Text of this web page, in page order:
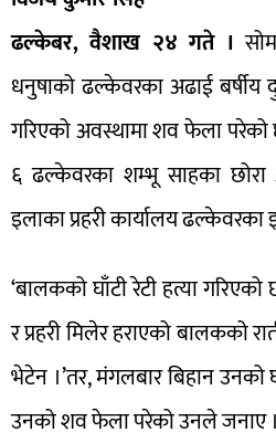
ढल्केबर, वैशाख २४ गते ।
धनुषाको ढल्केवरका अढाई बर्षीय
गरिएको अवस्थामा शव फेला
६ ढल्केवरका शम्भू साहका
इलाका प्रहरी कार्यालय ढल्केवरका
‘बालकको घाँटी रेटी हत्या
र प्रहरी मिलेर हराएको बालकको
भेटेन ।’तर, मंगलबार बिहान उनको
उनको शव फेला परेको उनले जनाए ।